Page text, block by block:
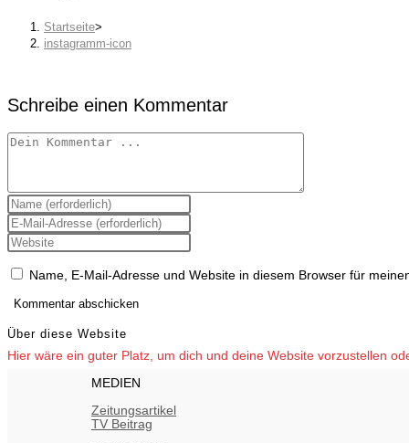
Startseite>
instagramm-icon
Schreibe einen Kommentar
Kommentieren
Gib
deinen
Namen
oder
Benutzernamen
Kommentieren
Gib
deine
E-
Adresse
zum
Kommentieren
ein
Gib
deine
URL
(optional)
Name, E-Mail-Adresse und Website in diesem Browser für
Über diese Website
Hier wäre ein guter Platz, um dich und deine Website vorzustellen
MEDIEN
Zeitungsartikel
TV Beitrag